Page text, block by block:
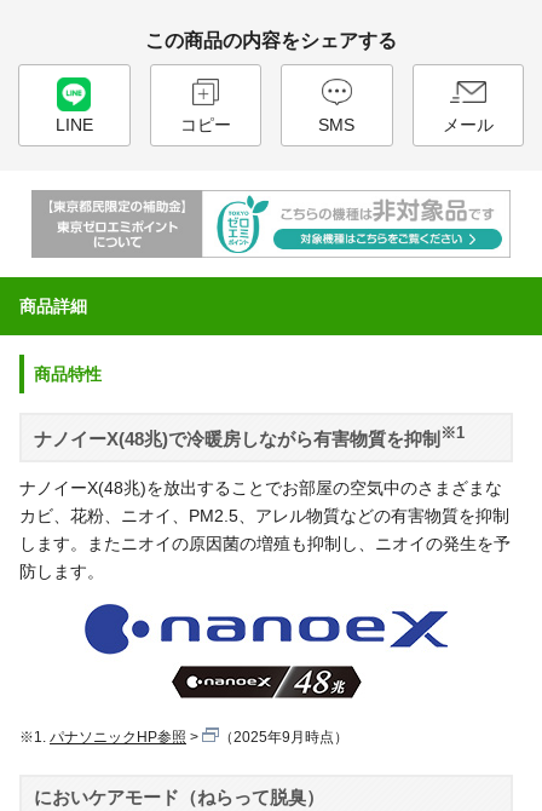
この商品の内容をシェアする
LINE コピー SMS メール
商品詳細
商品特性
ナノイーX(48兆)で冷暖房しながら有害物質を抑制 ※1
ナノイーX(48兆)を放出することでお部屋の空気中のさまざまな
カビ、花粉、ニオイ、PM2.5、アレル物質などの有害物質を抑制
します。またニオイの原因菌の増殖も抑制し、ニオイの発生を予
防します。
※1. パナソニックHP参照 （2025年9月時点）
においケアモード（ねらって脱臭）